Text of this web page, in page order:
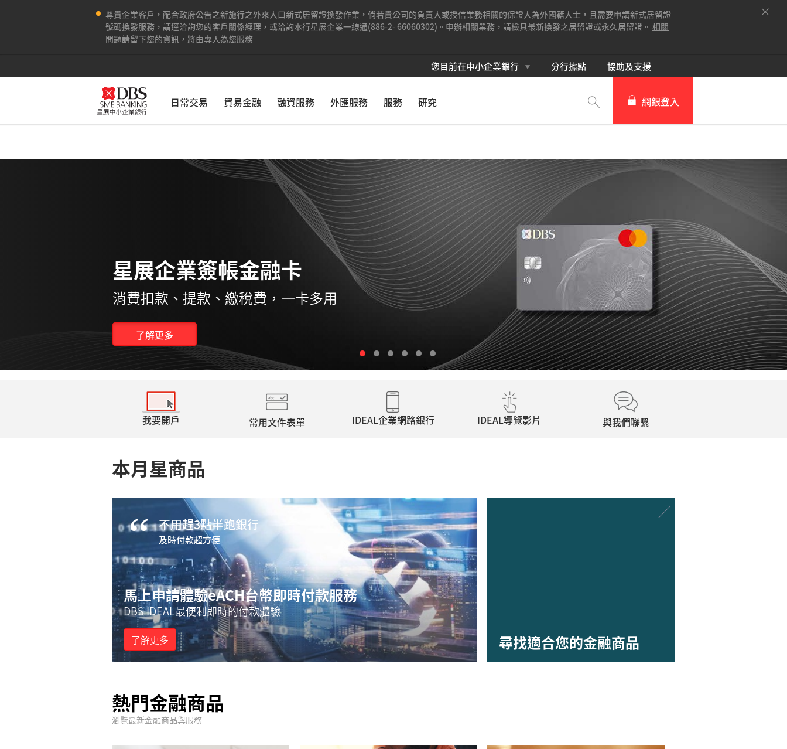
您目前在中小企業銀行 分行據點 協助及支援
日常交易 貿易金融 融資服務 外匯服務 服務 研究 網銀登入
尊貴企業客戶，配合政府公告之新施行之外來人口新式居留證換發作業，倘若貴公司的負責人或授信業務相關的保證人為外國籍人士，且需要申請新式居留證
號碼換發服務，請逕洽詢您的客戶關係經理，或洽詢本行星展企業一線通(886-2- 66060302)。申辦相關業務，請檢具最新換發之居留證或永久居留證。 相關
問題請留下您的資訊，將由專人為您服務
簽帳金融卡
款、繳稅費，一卡多用
企業
保護您和
了解更多
我要開戶 常用文件表單 IDEAL企業網路銀行 IDEAL導覽影片 與我們聯繫
本月星商品
“ 不用趕3點半跑銀行
及時付款超方便
馬上申請體驗eACH台幣即時付款服務
DBS IDEAL最便利即時的付款體驗
了解更多 尋找適合您的金融商品
熱門金融商品
瀏覽最新金融商品與服務